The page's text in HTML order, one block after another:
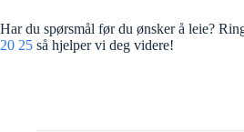
Har du spørsmål før du ønsker å leie?
20 25 så hjelper vi deg videre!